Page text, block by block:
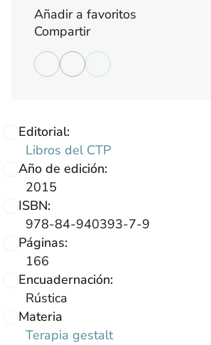
Editorial:
Libros del CTP
Año de edición:
2015
ISBN:
978-84-940393-7-9
Páginas:
166
Encuadernación:
Rústica
Materia
Terapia gestalt
Añadir a favoritos
Compartir